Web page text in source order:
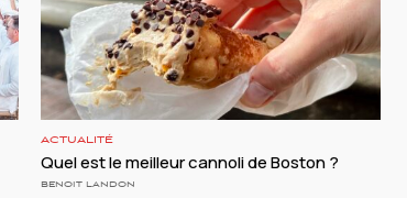
ACTUALITÉ
Quel est le meilleur cannoli de Boston ?
BENOIT LANDON